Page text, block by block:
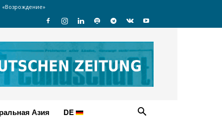
Азия DE